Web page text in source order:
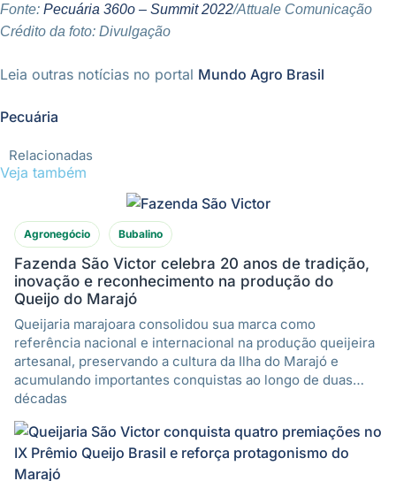
Fonte: Pecuária 360o – Summit 2022/Attuale Comunicação
Crédito da foto: Divulgação
Leia outras notícias no portal Mundo Agro Brasil
Pecuária
Relacionadas
Veja também
Agronegócio Bubalino
Fazenda São Victor celebra 20 anos de tradição,
inovação e reconhecimento na produção do
Queijo do Marajó
Queijaria marajoara consolidou sua marca como
referência nacional e internacional na produção queijeira
artesanal, preservando a cultura da Ilha do Marajó e
acumulando importantes conquistas ao longo de duas
décadas